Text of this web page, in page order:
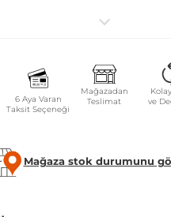
6 Aya Varan
Taksit Seçeneği
Mağazadan
Teslimat
ve
Mağaza stok durumunu
tüm Atasun Optik
dışındaki parça
UYARILARI